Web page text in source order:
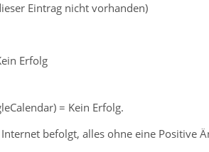
Eintrag nicht vorhanden)
Erfolg
= Kein Erfolg.
befolgt, alles ohne eine Positive